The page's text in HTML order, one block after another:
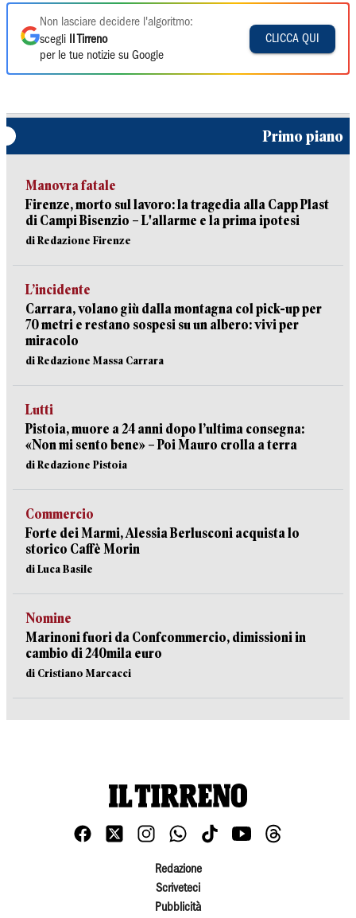
Non lasciare decidere l'algoritmo:
scegli
Il Tirreno
per le tue notizie su Google
CLICCA QUI
Primo piano
Manovra fatale
Firenze, morto sul lavoro: la tragedia alla Capp Plast
di Campi Bisenzio – L'allarme e la prima ipotesi
di Redazione Firenze
L’incidente
Carrara, volano giù dalla montagna col pick-up per
70 metri e restano sospesi su un albero: vivi per
miracolo
di Redazione Massa Carrara
Lutti
Pistoia, muore a 24 anni dopo l’ultima consegna:
«Non mi sento bene» – Poi Mauro crolla a terra
di Redazione Pistoia
Commercio
Forte dei Marmi, Alessia Berlusconi acquista lo
storico Caffè Morin
di Luca Basile
Nomine
Marinoni fuori da Confcommercio, dimissioni in
cambio di 240mila euro
di Cristiano Marcacci
Redazione
Scriveteci
Pubblicità